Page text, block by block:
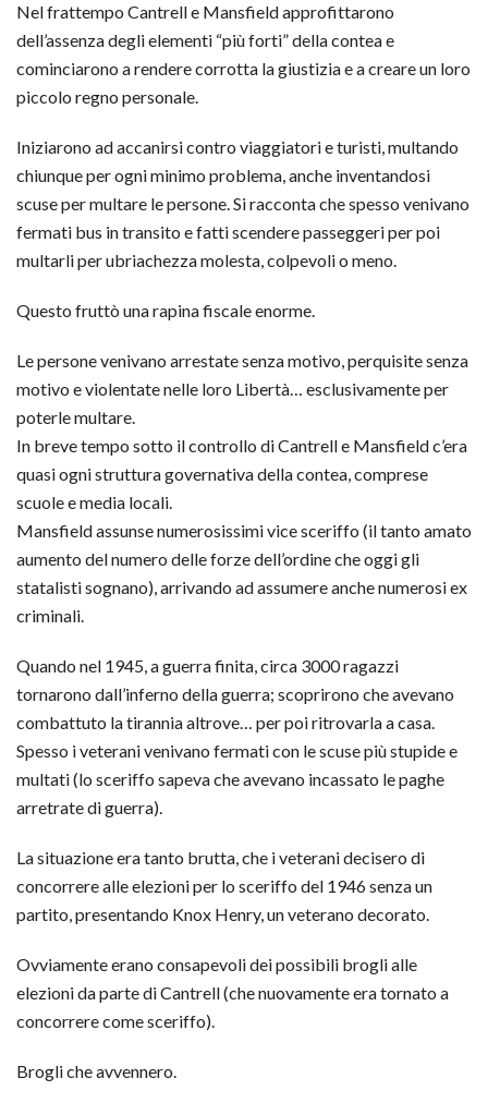
Nel frattempo Cantrell e Mansfield approfittarono
dell’assenza degli elementi “più forti” della contea e
cominciarono a rendere corrotta la giustizia e a creare un loro
piccolo regno personale.
Iniziarono ad accanirsi contro viaggiatori e turisti, multando
chiunque per ogni minimo problema, anche inventandosi
scuse per multare le persone. Si racconta che spesso venivano
fermati bus in transito e fatti scendere passeggeri per poi
multarli per ubriachezza molesta, colpevoli o meno.
Questo fruttò una rapina fiscale enorme.
Le persone venivano arrestate senza motivo, perquisite senza
motivo e violentate nelle loro Libertà… esclusivamente per
poterle multare.
In breve tempo sotto il controllo di Cantrell e Mansfield c’era
quasi ogni struttura governativa della contea, comprese
scuole e media locali.
Mansfield assunse numerosissimi vice sceriffo (il tanto amato
aumento del numero delle forze dell’ordine che oggi gli
statalisti sognano), arrivando ad assumere anche numerosi ex
criminali.
Quando nel 1945, a guerra finita, circa 3000 ragazzi
tornarono dall’inferno della guerra; scoprirono che avevano
combattuto la tirannia altrove… per poi ritrovarla a casa.
Spesso i veterani venivano fermati con le scuse più stupide e
multati (lo sceriffo sapeva che avevano incassato le paghe
arretrate di guerra).
La situazione era tanto brutta, che i veterani decisero di
concorrere alle elezioni per lo sceriffo del 1946 senza un
partito, presentando Knox Henry, un veterano decorato.
Ovviamente erano consapevoli dei possibili brogli alle
elezioni da parte di Cantrell (che nuovamente era tornato a
concorrere come sceriffo).
Brogli che avvennero.